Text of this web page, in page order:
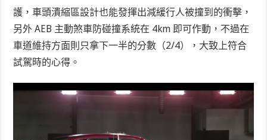
護，車頭潰縮區設計也能發揮出減緩行人被撞到的衝擊，
另外 AEB 主動煞車防碰撞系統在 4km 即可作動，不過在
車道維持方面則只拿下一半的分數（2/4），大致上符合
試駕時的心得。